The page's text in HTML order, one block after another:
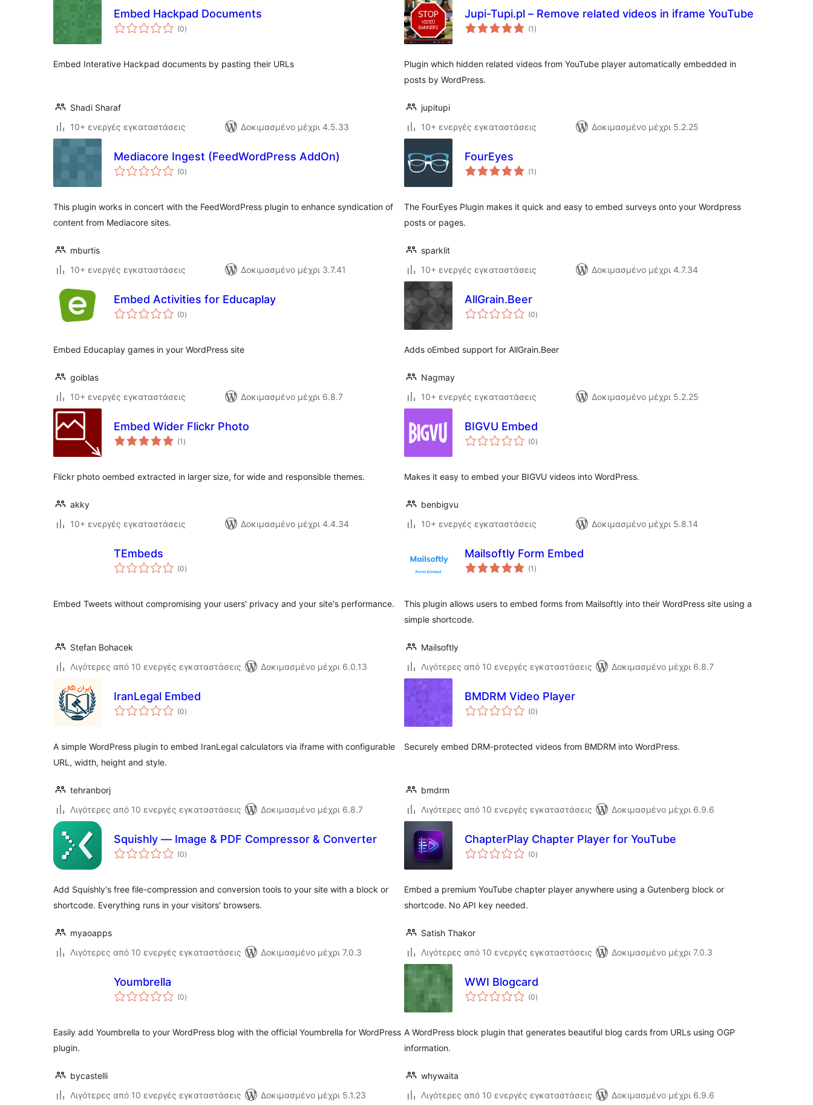
Embed Hackpad Documents
(0αξιολογήσεις
σύνολο
)
Embed Interative Hackpad documents by pasting their URLs
Shadi Sharaf
10+ ενεργές εγκαταστάσεις
Δοκιμασμένο μέχρι 4.5.33
Jupi-Tupi.pl – Remove related videos in iframe YouTube
(1 αξιολογήσεις
σύνολο
)
Plugin which hidden related videos from YouTube player automatically embedded in
posts by WordPress.
jupitupi
10+ ενεργές εγκαταστάσεις
Δοκιμασμένο μέχρι 5.2.25
Mediacore Ingest (FeedWordPress AddOn)
(0αξιολογήσεις
σύνολο
)
This plugin works in concert with the FeedWordPress plugin to enhance syndication of
content from Mediacore sites.
mburtis
10+ ενεργές εγκαταστάσεις
Δοκιμασμένο μέχρι 3.7.41
FourEyes
(1 αξιολογήσεις
σύνολο
)
The FourEyes Plugin makes it quick and easy to embed surveys onto your Wordpress
posts or pages.
sparklit
10+ ενεργές εγκαταστάσεις
Δοκιμασμένο μέχρι 4.7.34
Embed Activities for Educaplay
(0αξιολογήσεις
σύνολο
)
Embed Educaplay games in your WordPress site
goiblas
10+ ενεργές εγκαταστάσεις
Δοκιμασμένο μέχρι 6.8.7
AllGrain.Beer
(0αξιολογήσεις
σύνολο
)
Adds oEmbed support for AllGrain.Beer
Nagmay
10+ ενεργές εγκαταστάσεις
Δοκιμασμένο μέχρι 5.2.25
Embed Wider Flickr Photo
(1 αξιολογήσεις
σύνολο
)
Flickr photo oembed extracted in larger size, for wide and responsible themes.
akky
10+ ενεργές εγκαταστάσεις
Δοκιμασμένο μέχρι 4.4.34
BIGVU Embed
(0αξιολογήσεις
σύνολο
)
Makes it easy to embed your BIGVU videos into WordPress.
benbigvu
10+ ενεργές εγκαταστάσεις
Δοκιμασμένο μέχρι 5.8.14
TEmbeds
(0αξιολογήσεις
σύνολο
)
Embed Tweets without compromising your users' privacy and your site's performance.
Stefan Bohacek
Λιγότερες από 10 ενεργές εγκαταστάσεις
Δοκιμασμένο μέχρι 6.0.13
Mailsoftly Form Embed
(1 αξιολογήσεις
σύνολο
)
This plugin allows users to embed forms from Mailsoftly into their WordPress site using a
simple shortcode.
Mailsoftly
Λιγότερες από 10 ενεργές εγκαταστάσεις
Δοκιμασμένο μέχρι 6.8.7
IranLegal Embed
(0αξιολογήσεις
σύνολο
)
A simple WordPress plugin to embed IranLegal calculators via iframe with configurable
URL, width, height and style.
tehranborj
Λιγότερες από 10 ενεργές εγκαταστάσεις
Δοκιμασμένο μέχρι 6.8.7
BMDRM Video Player
(0αξιολογήσεις
σύνολο
)
Securely embed DRM-protected videos from BMDRM into WordPress.
bmdrm
Λιγότερες από 10 ενεργές εγκαταστάσεις
Δοκιμασμένο μέχρι 6.9.6
Squishly — Image & PDF Compressor & Converter
(0αξιολογήσεις
σύνολο
)
Add Squishly's free file-compression and conversion tools to your site with a block or
shortcode. Everything runs in your visitors' browsers.
myaoapps
Λιγότερες από 10 ενεργές εγκαταστάσεις
Δοκιμασμένο μέχρι 7.0.3
ChapterPlay Chapter Player for YouTube
(0αξιολογήσεις
σύνολο
)
Embed a premium YouTube chapter player anywhere using a Gutenberg block or
shortcode. No API key needed.
Satish Thakor
Λιγότερες από 10 ενεργές εγκαταστάσεις
Δοκιμασμένο μέχρι 7.0.3
Youmbrella
(0αξιολογήσεις
σύνολο
)
Easily add Youmbrella to your WordPress blog with the official Youmbrella for WordPress
plugin.
bycastelli
Λιγότερες από 10 ενεργές εγκαταστάσεις
Δοκιμασμένο μέχρι 5.1.23
WWI Blogcard
(0αξιολογήσεις
σύνολο
)
A WordPress block plugin that generates beautiful blog cards from URLs using OGP
information.
whywaita
Λιγότερες από 10 ενεργές εγκαταστάσεις
Δοκιμασμένο μέχρι 6.9.6